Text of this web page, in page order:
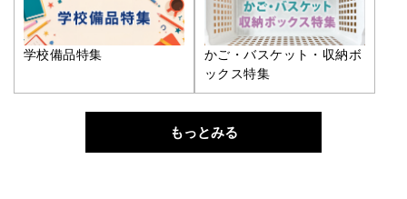
学校備品特集
かご・バスケット・収納ボ
ックス特集
もっとみる